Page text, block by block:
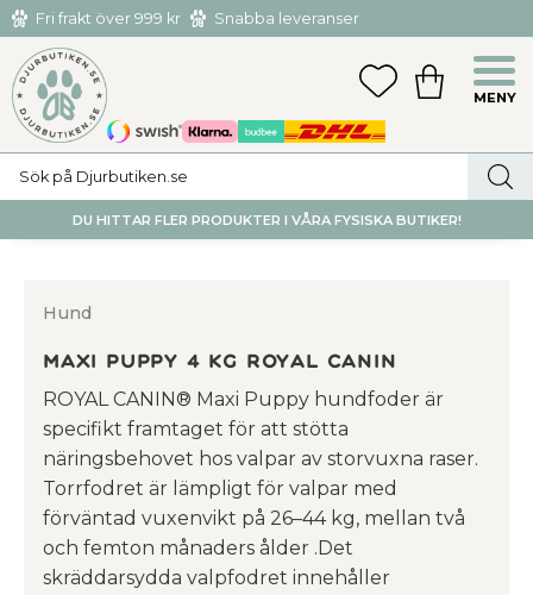
Meny
Fri frakt över 999 kr
Snabba leveranser
Hämta och returnera i butiken i Tumba eller Huddinge C
FAVORITER
KUNDVAGN
DU HITTAR FLER PRODUKTER I VÅRA FYSISKA BUTIKER!
Hund
Maxi Puppy 4 kg Royal Canin
ROYAL CANIN® Maxi Puppy hundfoder är
specifikt framtaget för att stötta
näringsbehovet hos valpar av storvuxna raser.
Torrfodret är lämpligt för valpar med
förväntad vuxenvikt på 26–44 kg, mellan två
och femton månaders ålder .Det
skräddarsydda valpfodret innehåller